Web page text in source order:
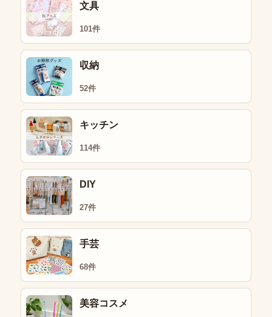
文具
101件
収納
52件
キッチン
114件
DIY
27件
手芸
68件
美容コスメ